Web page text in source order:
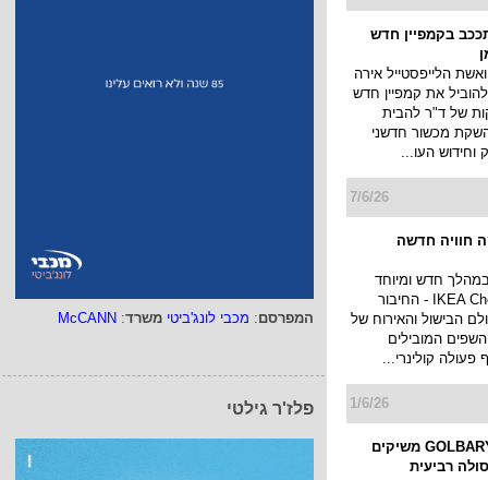
המפרסם: מכבי לונג'ביטי משרד:
McCANN
פלז'ר גילטי
בקמפיין חדש
הלייפסטייל אירה
את קמפיין חדש
של ד"ר להבית
מכשור חדשני
וחידוש העו...
7/6/26
חוויה חדשה
חדש ומיוחד
ומשיקה את IKEA Chef - החיבור
הבישול והאירוח של
המובילים
פעולה קולינרי...
1/6/26
אילנית לוי ו-GOLBARY משיקים
רביעית